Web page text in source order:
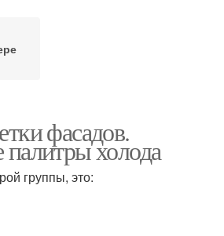
фасадов.
палитры холода
группы, это: